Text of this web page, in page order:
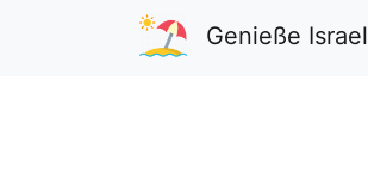
Genieße Israel